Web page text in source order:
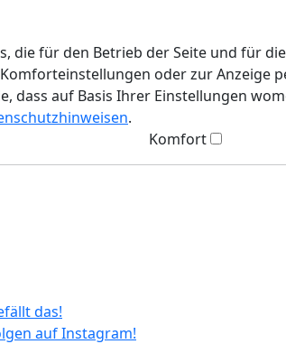
die für den Betrieb der Seite und für
oder zur Anzeige
dass auf Basis Ihrer Einstellungen
.
Komfort
das!
auf Instagram!